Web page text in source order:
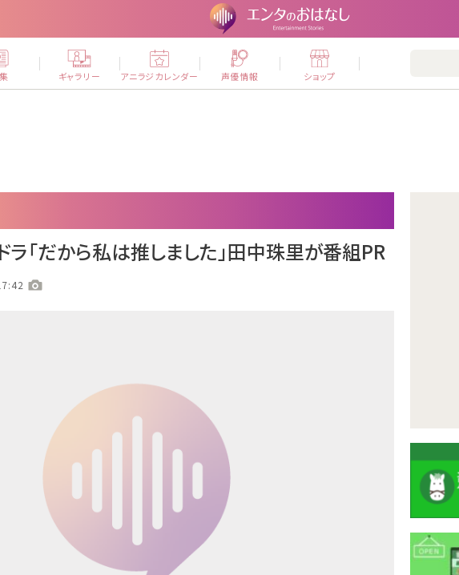
ギャラリー アニラジカレンダー 声優情報 ショップ
ラ「だから私は推しました」田中珠里が番組PR